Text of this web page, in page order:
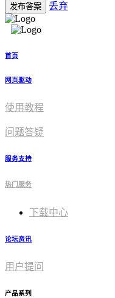
发布答案 丢弃
首页
网页驱动
使用教程​
问题答疑
服务支持
热门服务
下载中心
论坛资讯
用户提问
产品系列